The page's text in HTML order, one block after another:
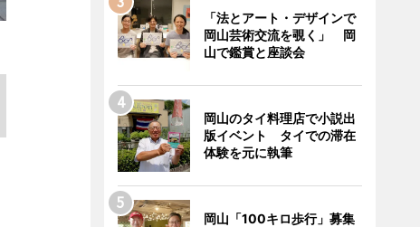
「法とアート・デザインで
岡山芸術交流を覗く」 岡
山で鑑賞と座談会
岡山のタイ料理店で小説出
版イベント タイでの滞在
体験を元に執筆
岡山「100キロ歩行」募集